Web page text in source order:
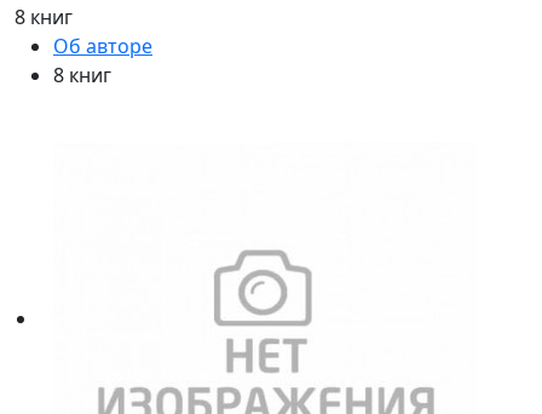
8 книг
Об авторе
8 книг